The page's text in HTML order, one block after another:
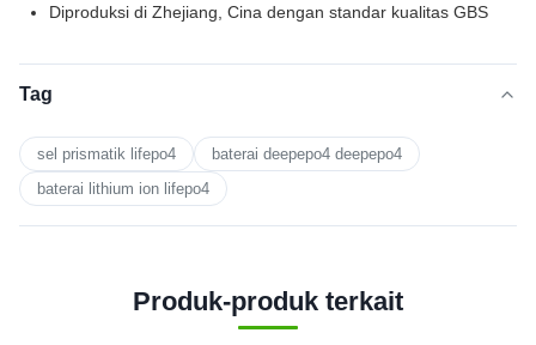
Diproduksi di Zhejiang, Cina dengan standar kualitas GBS
Tag
sel prismatik lifepo4
baterai deepepo4 deepepo4
baterai lithium ion lifepo4
Produk-produk terkait